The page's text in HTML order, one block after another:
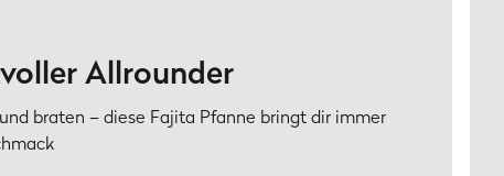
Allrounder
braten – diese Fajita Pfanne bringt dir immer